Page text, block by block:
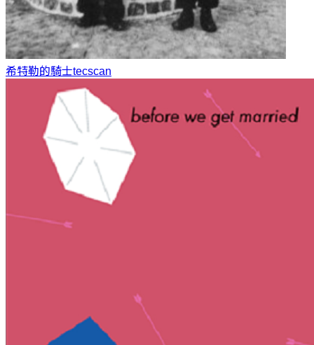
希特勒的騎士tecscan